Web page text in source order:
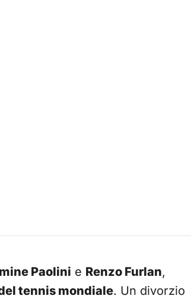
Paolini e Renzo Furlan,
tennis mondiale. Un divorzio